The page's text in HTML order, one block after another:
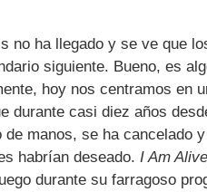
no ha llegado y se ve que
siguiente. Bueno, es
hoy nos centramos en
durante casi diez años
manos, se ha cancelado
habrían deseado. I Am Alive
durante su farragoso